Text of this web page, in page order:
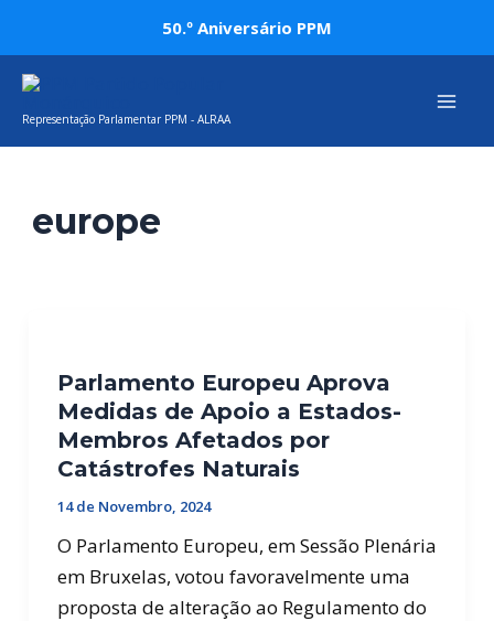
content
50.º Aniversário PPM
Representação Parlamentar PPM - ALRAA
europe
Parlamento Europeu Aprova
Medidas de Apoio a Estados-
Membros Afetados por
Catástrofes Naturais
14 de Novembro, 2024
O Parlamento Europeu, em Sessão Plenária
em Bruxelas, votou favoravelmente uma
proposta de alteração ao Regulamento do